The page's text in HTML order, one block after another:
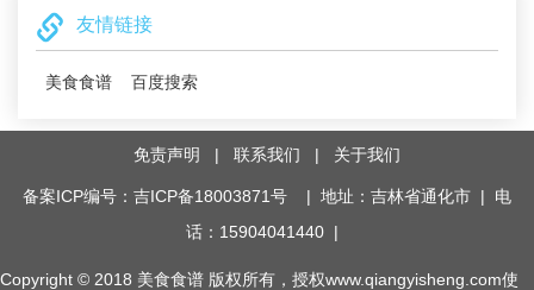
友情链接
美食食谱 百度搜索
免责声明 | 联系我们 | 关于我们
备案ICP编号：吉ICP备18003871号 | 地址：吉林省通化市 | 电
话：15904041440 |
Copyright © 2018 美食食谱 版权所有，授权www.qiangyisheng.com使